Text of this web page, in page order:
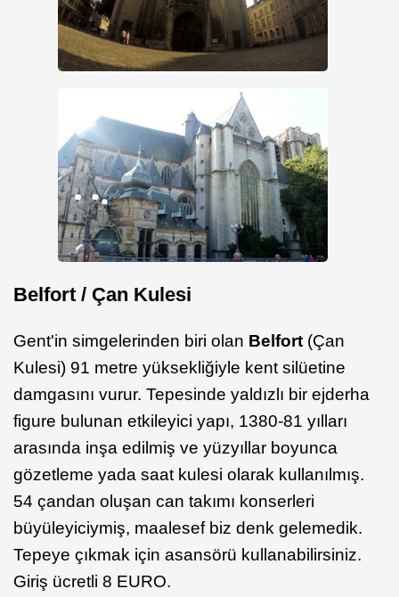
Belfort / Çan Kulesi
Gent'in simgelerinden biri olan Belfort (Çan
Kulesi) 91 metre yüksekliğiyle kent silüetine
damgasını vurur. Tepesinde yaldızlı bir ejderha
figure bulunan etkileyici yapı, 1380-81 yılları
arasında inşa edilmiş ve yüzyıllar boyunca
gözetleme yada saat kulesi olarak kullanılmış.
54 çandan oluşan can takımı konserleri
büyüleyiciymiş, maalesef biz denk gelemedik.
Tepeye çıkmak için asansörü kullanabilirsiniz.
Giriş ücretli 8 EURO.